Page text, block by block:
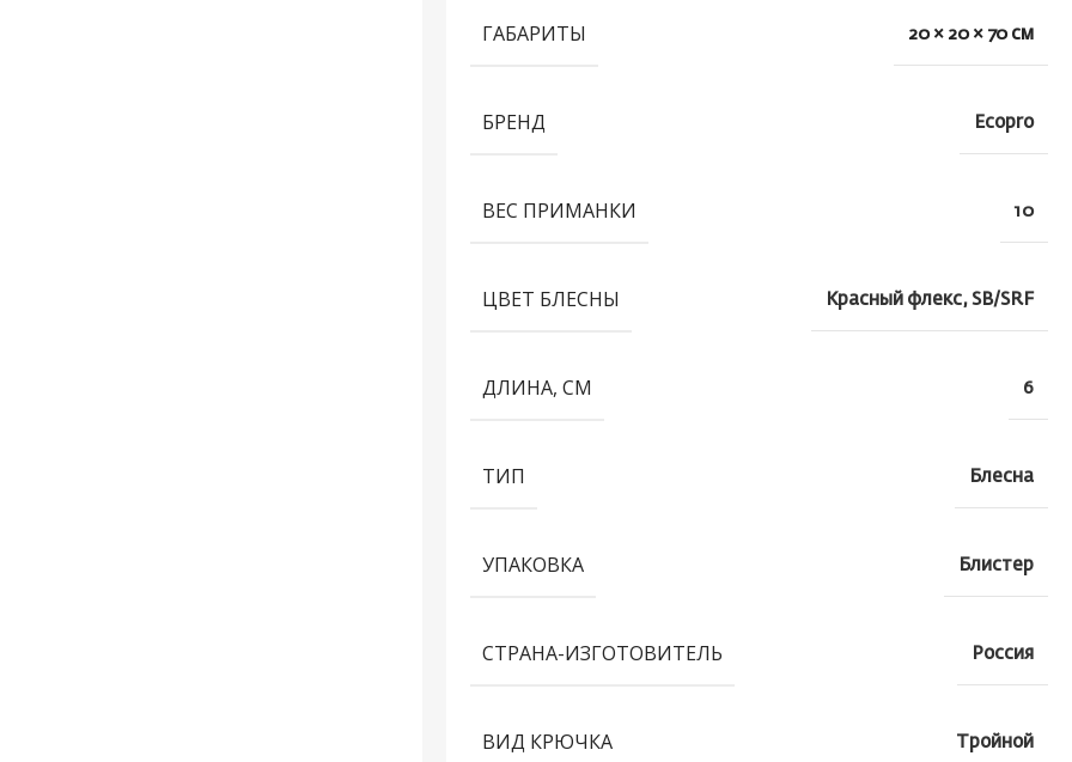
ГАБАРИТЫ 20 × 20 × 70 см
БРЕНД Ecopro
ВЕС ПРИМАНКИ 10
ЦВЕТ БЛЕСНЫ Красный флекс, SB/SRF
ДЛИНА, СМ 6
ТИП Блесна
УПАКОВКА Блистер
СТРАНА-ИЗГОТОВИТЕЛЬ Россия
ВИД КРЮЧКА Тройной